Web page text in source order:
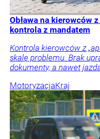
Obława na kierowców
kontrola z mandatem
Kontrola kierowców z
skalę problemu. Brak
dokumenty, a nawet
MotoryzacjaKraj